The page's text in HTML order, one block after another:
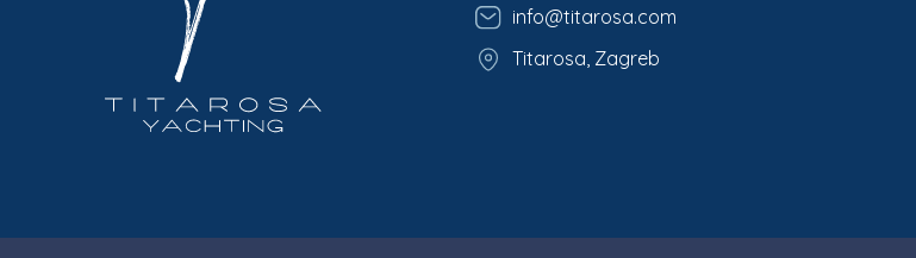
info@titarosa.com
Titarosa, Zagreb